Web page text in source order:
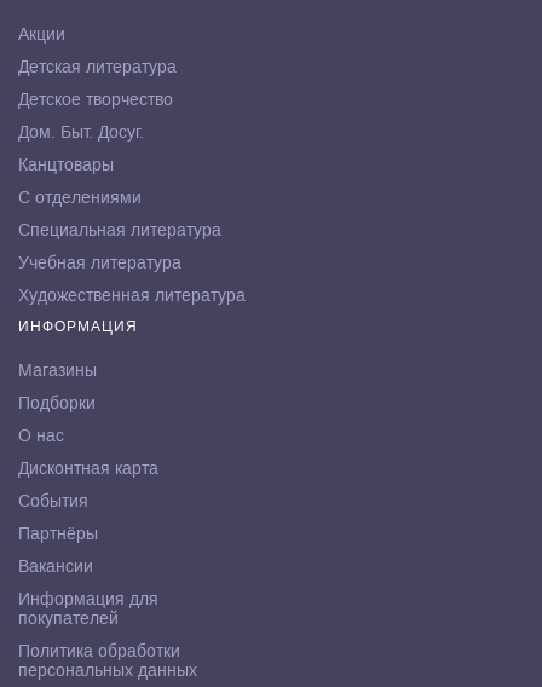
Акции
Детская литература
Детское творчество
Дом. Быт. Досуг.
Канцтовары
С отделениями
Специальная литература
Учебная литература
Художественная литература
ИНФОРМАЦИЯ
Магазины
Подборки
О нас
Дисконтная карта
События
Партнёры
Вакансии
Информация для
покупателей
Политика обработки
персональных данных